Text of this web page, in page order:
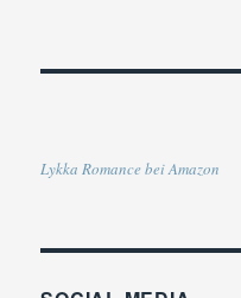
Lykka Romance bei Amazon